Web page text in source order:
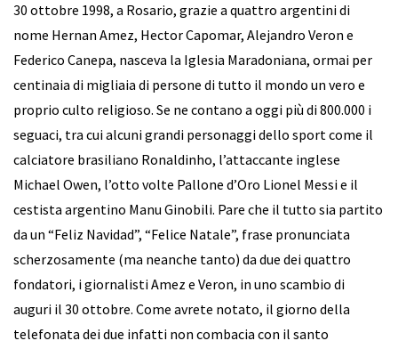
30 ottobre 1998, a Rosario, grazie a quattro argentini di
nome Hernan Amez, Hector Capomar, Alejandro Veron e
Federico Canepa, nasceva la Iglesia Maradoniana, ormai per
centinaia di migliaia di persone di tutto il mondo un vero e
proprio culto religioso. Se ne contano a oggi più di 800.000 i
seguaci, tra cui alcuni grandi personaggi dello sport come il
calciatore brasiliano Ronaldinho, l’attaccante inglese
Michael Owen, l’otto volte Pallone d’Oro Lionel Messi e il
cestista argentino Manu Ginobili. Pare che il tutto sia partito
da un “Feliz Navidad”, “Felice Natale”, frase pronunciata
scherzosamente (ma neanche tanto) da due dei quattro
fondatori, i giornalisti Amez e Veron, in uno scambio di
auguri il 30 ottobre. Come avrete notato, il giorno della
telefonata dei due infatti non combacia con il santo